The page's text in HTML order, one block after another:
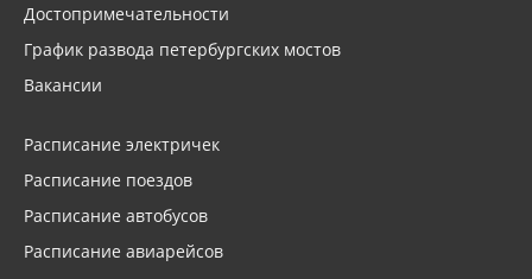
Достопримечательности
График развода петербургских мостов
Вакансии
Расписание электричек
Расписание поездов
Расписание автобусов
Расписание авиарейсов